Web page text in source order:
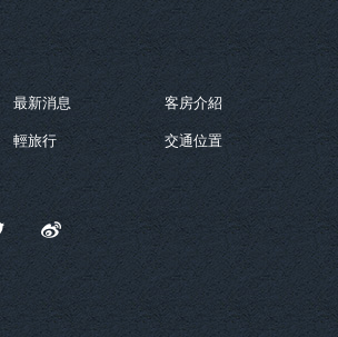
最新消息 客房介紹
輕旅行 交通位置